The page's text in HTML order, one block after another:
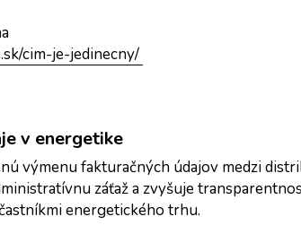
cim-je-jedinecny/
v energetike
výmenu fakturačných údajov medzi
záťaž a zvyšuje
energetického trhu.